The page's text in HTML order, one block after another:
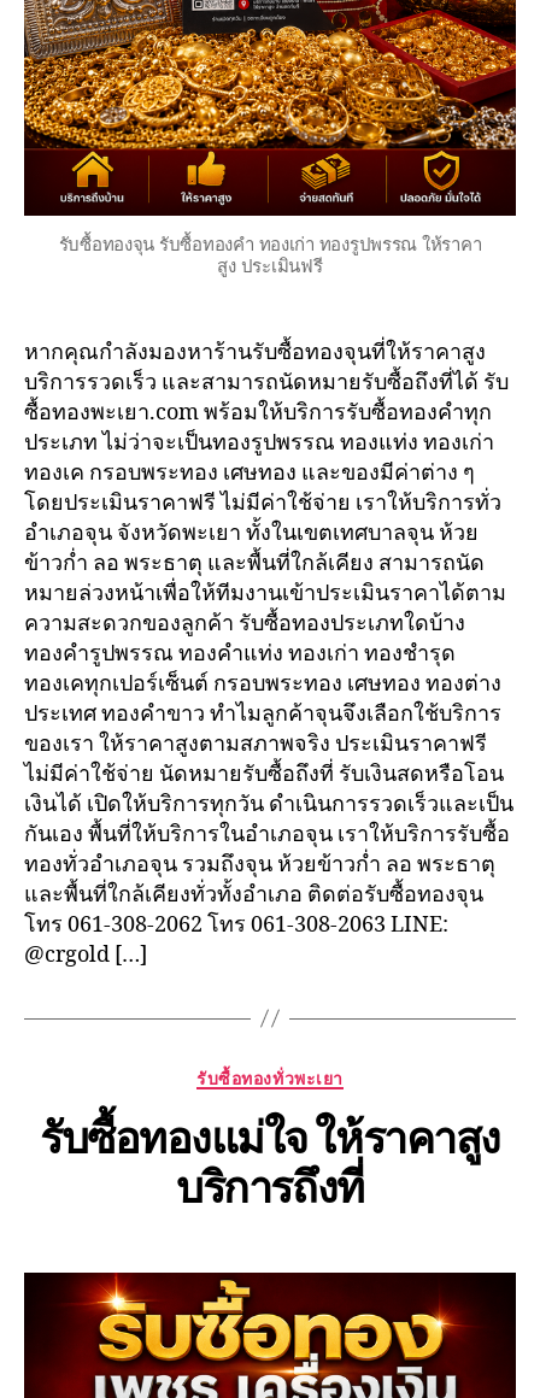
รับซื้อทองจุน รับซื้อทองคำ ทองเก่า ทองรูปพรรณ ให้ราคา
สูง ประเมินฟรี
หากคุณกำลังมองหาร้านรับซื้อทองจุนที่ให้ราคาสูง
บริการรวดเร็ว และสามารถนัดหมายรับซื้อถึงที่ได้ รับ
ซื้อทองพะเยา.com พร้อมให้บริการรับซื้อทองคำทุก
ประเภท ไม่ว่าจะเป็นทองรูปพรรณ ทองแท่ง ทองเก่า
ทองเค กรอบพระทอง เศษทอง และของมีค่าต่าง ๆ
โดยประเมินราคาฟรี ไม่มีค่าใช้จ่าย เราให้บริการทั่ว
อำเภอจุน จังหวัดพะเยา ทั้งในเขตเทศบาลจุน ห้วย
ข้าวก่ำ ลอ พระธาตุ และพื้นที่ใกล้เคียง สามารถนัด
หมายล่วงหน้าเพื่อให้ทีมงานเข้าประเมินราคาได้ตาม
ความสะดวกของลูกค้า รับซื้อทองประเภทใดบ้าง
ทองคำรูปพรรณ ทองคำแท่ง ทองเก่า ทองชำรุด
ทองเคทุกเปอร์เซ็นต์ กรอบพระทอง เศษทอง ทองต่าง
ประเทศ ทองคำขาว ทำไมลูกค้าจุนจึงเลือกใช้บริการ
ของเรา ให้ราคาสูงตามสภาพจริง ประเมินราคาฟรี
ไม่มีค่าใช้จ่าย นัดหมายรับซื้อถึงที่ รับเงินสดหรือโอน
เงินได้ เปิดให้บริการทุกวัน ดำเนินการรวดเร็วและเป็น
กันเอง พื้นที่ให้บริการในอำเภอจุน เราให้บริการรับซื้อ
ทองทั่วอำเภอจุน รวมถึงจุน ห้วยข้าวก่ำ ลอ พระธาตุ
และพื้นที่ใกล้เคียงทั่วทั้งอำเภอ ติดต่อรับซื้อทองจุน
โทร 061-308-2062 โทร 061-308-2063 LINE:
@crgold […]
Categories
รับซื้อทองทั่วพะเยา
รับซื้อทองแม่ใจ ให้ราคาสูง
บริการถึงที่